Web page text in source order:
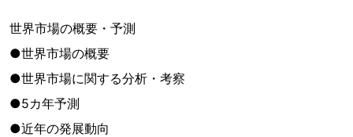
世界市場の概要・予測
●世界市場の概要
●世界市場に関する分析・考察
●5カ年予測
●近年の発展動向